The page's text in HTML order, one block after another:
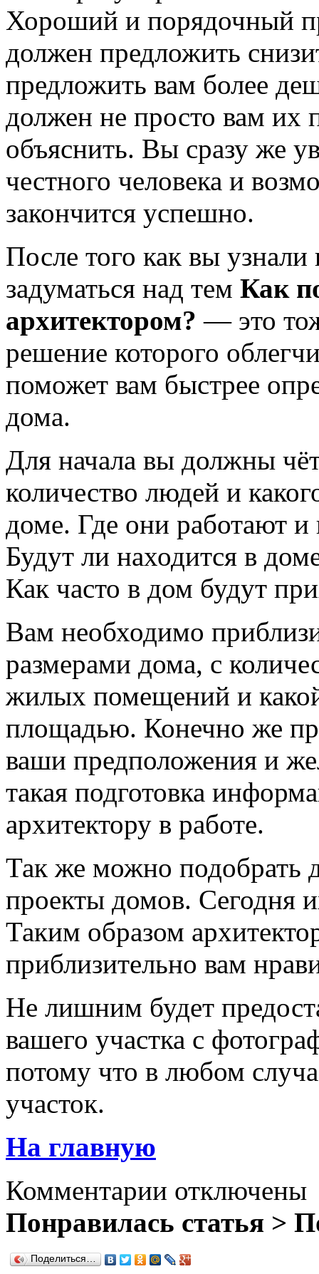
Хороший и порядочный
должен предложить
предложить вам более
должен не просто вам их
объяснить. Вы сразу же
честного человека и
закончится успешно.
После того как вы узнали
задуматься над тем Как
архитектором? — это
решение которого
поможет вам быстрее
дома.
Для начала вы должны
количество людей и
доме. Где они работают и
Будут ли находится в
Как часто в дом будут
Вам необходимо
размерами дома, с
жилых помещений и
площадью. Конечно же
ваши предположения и
такая подготовка
архитектору в работе.
Так же можно подобрать
проекты домов. Сегодня
Таким образом
приблизительно вам
Не лишним будет
вашего участка с
потому что в любом
участок.
На главную
Комментарии отключены
Понравилась статья >
Поделиться…